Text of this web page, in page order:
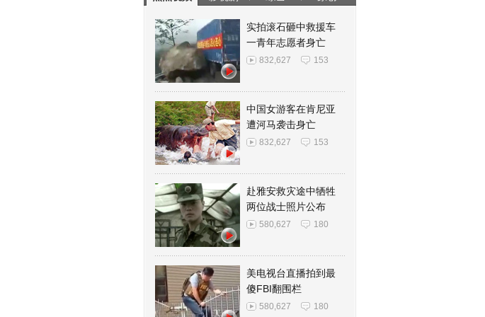
实拍滚石砸中救援车
一青年志愿者身亡
832,627 153
中国女游客在肯尼亚
遭河马袭击身亡
832,627 153
赴雅安救灾途中牺牲
两位战士照片公布
580,627 180
美电视台直播拍到最
傻FBI翻围栏
580,627 180